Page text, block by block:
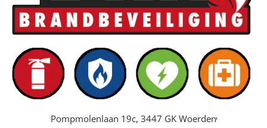
Pompmolenlaan 19c, 3447 GK Woerden